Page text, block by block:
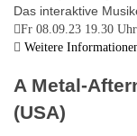
Das interaktive
Fr 08.09.23 19.30 Uhr
Weitere
A Metal-
(USA)